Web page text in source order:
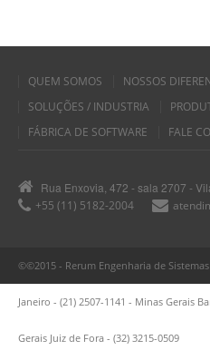
QUEM SOMOS
NOSSOS
SOLUÇÕES / INDUSTRIA
FÁBRICA DE SOFTWARE
FALE
Rua Enxovia, 472 - sala 2707 -
+55 (11) 5182-2004
©©2015 - Rerum Engenharia de
Janeiro - (21) 2507-1141 - Minas Gerais
Gerais Juiz de Fora - (32) 3215-0509